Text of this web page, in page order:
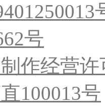
号
作经营
100013号